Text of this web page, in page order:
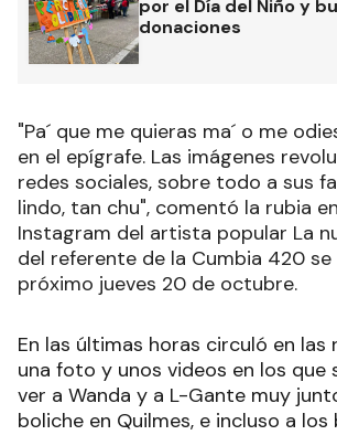
por el Día del Niño y
donaciones
"Pa´ que me quieras ma´ o me
en el epígrafe. Las imágenes
redes sociales, sobre todo a sus
lindo, tan chu", comentó la rubia
Instagram del artista popular La
del referente de la Cumbia 420 se
próximo jueves 20 de octubre.
En las últimas horas circuló en las
una foto y unos videos en los que
ver a Wanda y a L-Gante muy
boliche en Quilmes, e incluso a los